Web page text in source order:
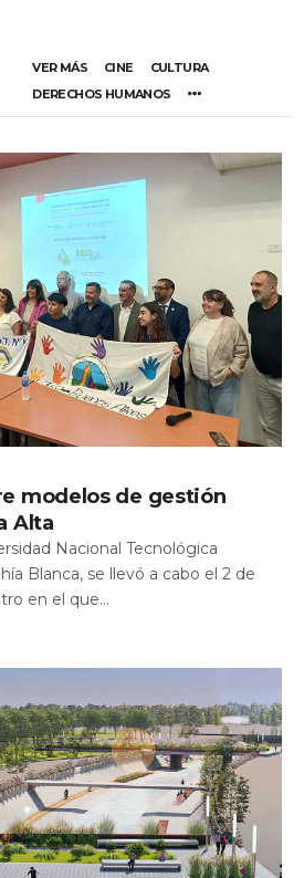
VER MÁS CINE
CULTURA
DERECHOS HUMANOS
modelos de gestión
Alta
Nacional Tecnológica
Blanca, se llevó a cabo el 2 de
en el que...